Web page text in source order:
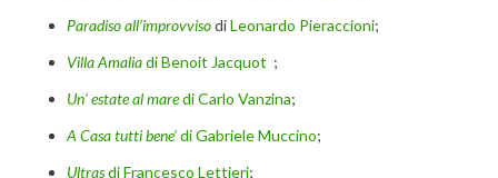
Paradiso all’improvvisodiLeonardo Pieraccioni;
Villa Amaliadi Benoit Jacquot ;
Un’ estate al maredi Carlo Vanzina;
A Casa tutti bene’di Gabriele Muccino;
Ultrasdi Francesco Lettieri;